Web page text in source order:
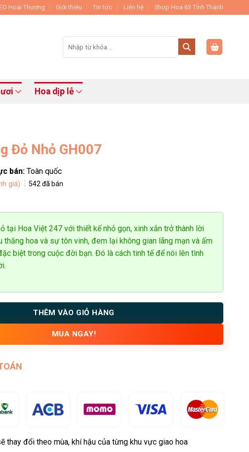
Hoài Thương Giới thiệu Tin tức Liên hệ Shop Hoa 63 Tỉnh Thành
Tìm
kiếm:
Hoa dịp lễ
Đỏ Nhỏ GH007
bán: Toàn quốc
giá) 542đã bán
tại Hoa Việt 247 với thiết kế nhỏ gọn, xinh xắn trở thành lời
thăng hoa và sự tôn vinh, đem lại không gian lãng mạn và ấm
biệt trong cuộc đời bạn. Đó là cách tinh tế để nói lên tình
THÊM VÀO GIỎ HÀNG
MUA NGAY!
thay đổi theo mùa, khí hậu của từng khu vực giao hoa